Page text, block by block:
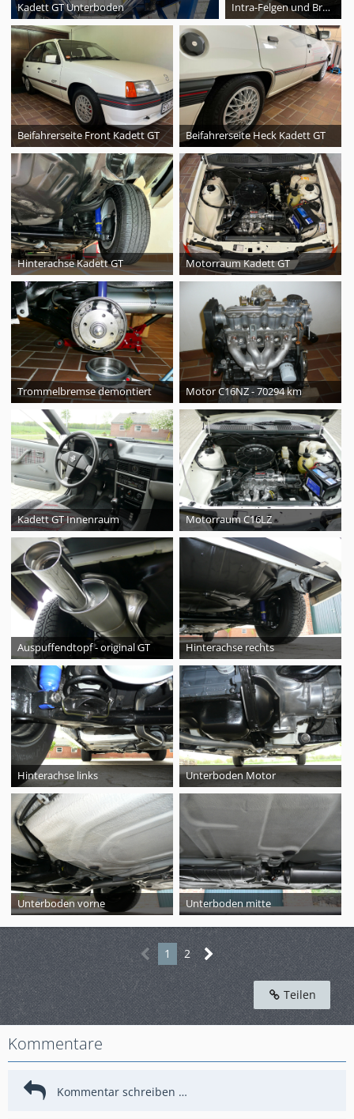
Kadett GT Unterboden Intra-Felgen und Bremssattel
Beifahrerseite Front Kadett GT Beifahrerseite Heck Kadett GT
Hinterachse Kadett GT Motorraum Kadett GT
Trommelbremse demontiert Motor C16NZ - 70294 km
Kadett GT Innenraum Motorraum C16LZ
Auspuffendtopf - original GT Hinterachse rechts
Hinterachse links Unterboden Motor
Unterboden vorne Unterboden mitte
1 2
Teilen
Kommentare